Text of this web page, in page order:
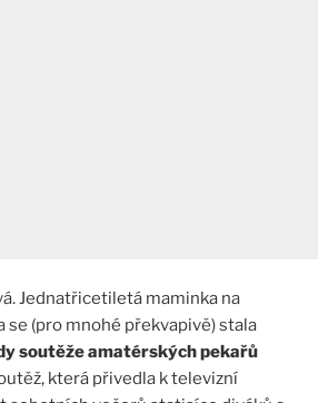
Jednatřicetiletá maminka na
se (pro mnohé překvapivě) stala
soutěže amatérských pekařů
která přivedla k televizní